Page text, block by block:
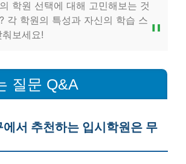
학원 선택에 대해 고민해보는 것
각 학원의 특성과 자신의 학습 스
보세요!
질문 Q&A
에서 추천하는 입시학원은 무